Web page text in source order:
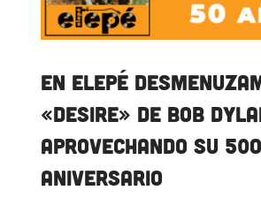
En Elepé
«Desire» de Bob
aprovechando su 50º
aniversario